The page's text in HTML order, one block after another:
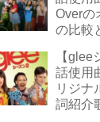
Overの
の比較
【glee
話使用
リジナ
詞紹介